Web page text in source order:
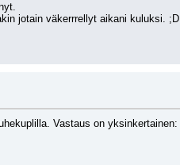
jotain väkerrrellyt aikani kuluksi. ;D
Vastaus on yksinkertainen: